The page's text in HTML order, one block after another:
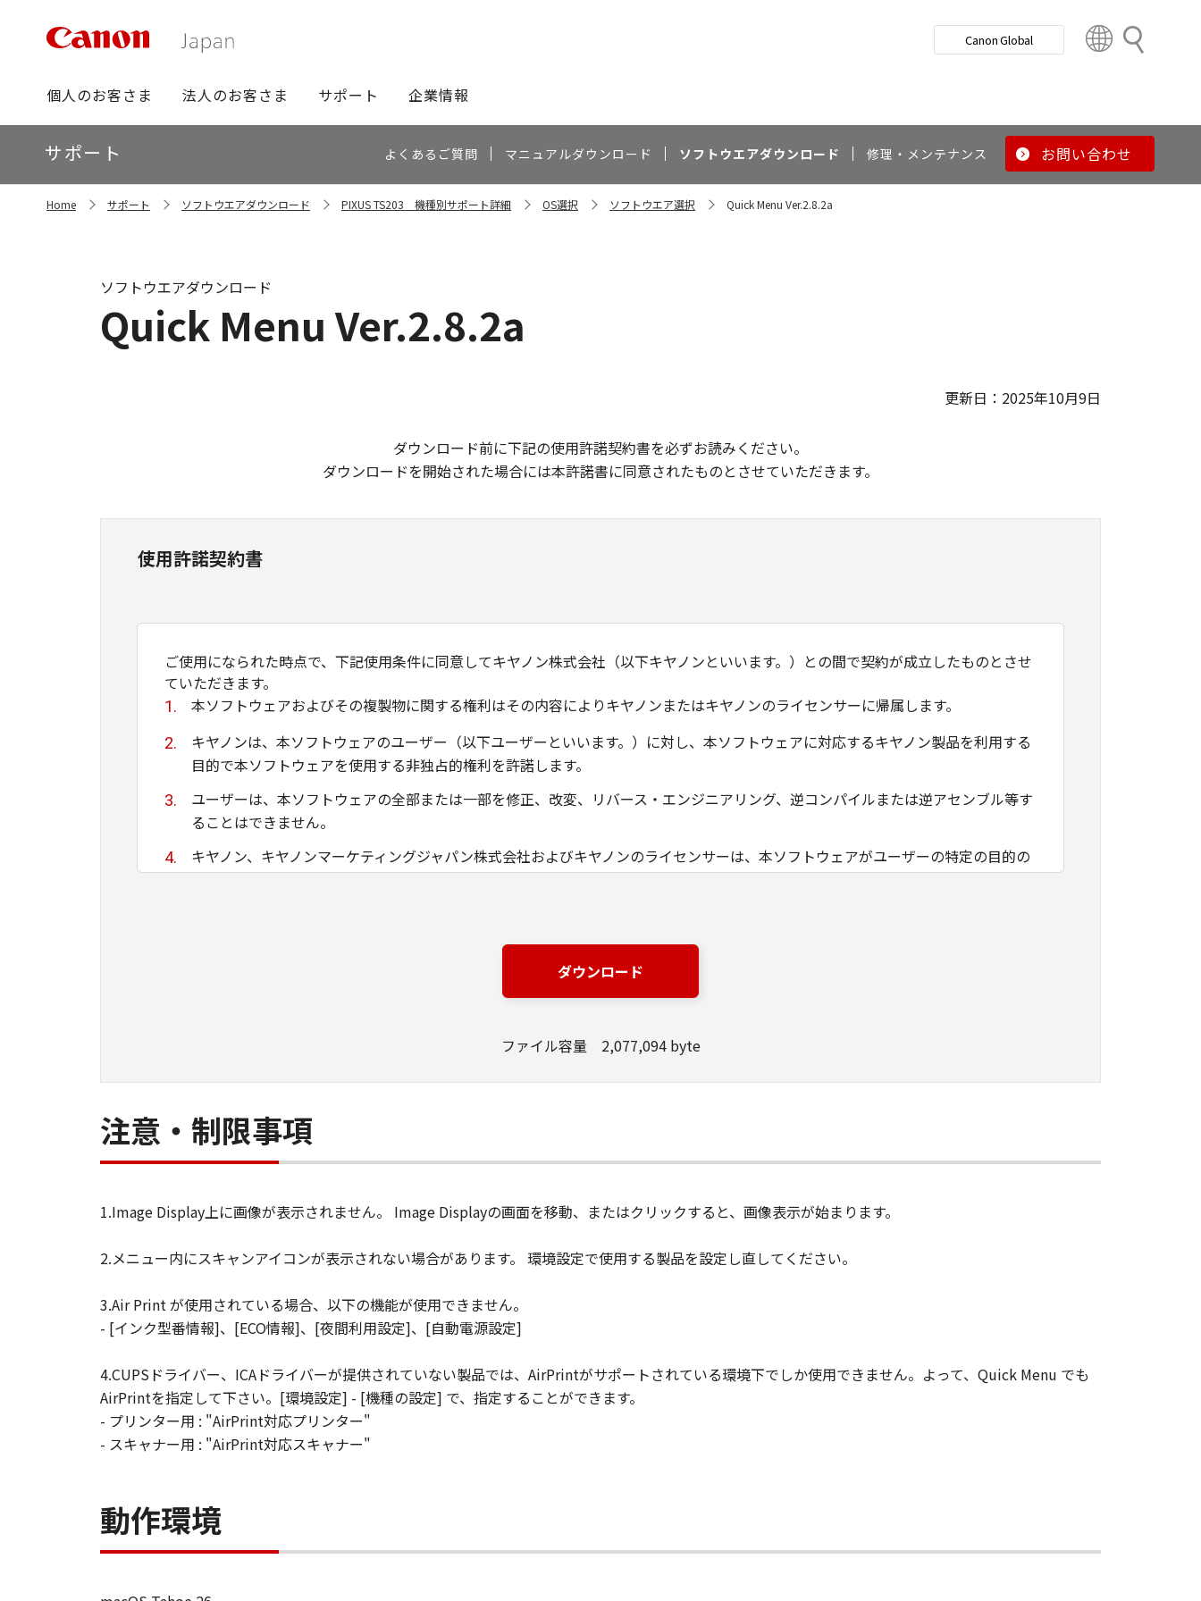
検
グ
ロ
ー
バ
ビ
個人のお客さま 法人のお客さま サポート 企業情報
Canon Global
t
y
ロ
ー
カ
ル
サポート よくあるご質問 マニュアルダウンロード ソフトウエアダウンロード 修理・メンテナンス お問い合わせ
Home サポート ソフトウエアダウンロード PIXUS TS203 機種別サポート詳細 OS選択 ソフトウエア選択 Quick Menu Ver.2.8.2a
Quick Menu Ver.2.8.2a
ソフトウエアダウンロード
更新日：2025年10月9日
ダウンロード前に下記の使用許諾契約書を必ずお読みください。
ダウンロードを開始された場合には本許諾書に同意されたものとさせていただきます。
使用許諾契約書
ご使用になられた時点で、下記使用条件に同意してキヤノン株式会社（以下キヤノンといいます。）との間で契約が成立したものとさせ
ていただきます。
本ソフトウェアおよびその複製物に関する権利はその内容によりキヤノンまたはキヤノンのライセンサーに帰属します。
キヤノンは、本ソフトウェアのユーザー（以下ユーザーといいます。）に対し、本ソフトウェアに対応するキヤノン製品を利用する
目的で本ソフトウェアを使用する非独占的権利を許諾します。
ユーザーは、本ソフトウェアの全部または一部を修正、改変、リバース・エンジニアリング、逆コンパイルまたは逆アセンブル等す
ることはできません。
キヤノン、キヤノンマーケティングジャパン株式会社およびキヤノンのライセンサーは、本ソフトウェアがユーザーの特定の目的の
ために適当であること、もしくは有用であること、または本ソフトウェアに瑕疵がないこと、その他本ソフトウェアに関していかな
て生ずる直接的または間接的な損失、損害等について、いかなる場合においても一切の責任を負いません。
ユーザーは、日本国政府または該当国の政府より必要な許可等を得ることなしに、本ソフトウェアの全部または一部を、直接または
ダウンロード
ファイル容量 2,077,094 byte
注意・制限事項
1.Image Display上に画像が表示されません。 Image Displayの画面を移動、またはクリックすると、画像表示が始まります。
2.メニュー内にスキャンアイコンが表示されない場合があります。 環境設定で使用する製品を設定し直してください。
3.Air Print が使用されている場合、以下の機能が使用できません。
- [インク型番情報]、[ECO情報]、[夜間利用設定]、[自動電源設定]
4.CUPSドライバー、ICAドライバーが提供されていない製品では、AirPrintがサポートされている環境下でしか使用できません。よって、Quick Menu でも
AirPrintを指定して下さい。[環境設定] - [機種の設定] で、指定することができます。
- プリンター用 : "AirPrint対応プリンター"
- スキャナー用 : "AirPrint対応スキャナー"
動作環境